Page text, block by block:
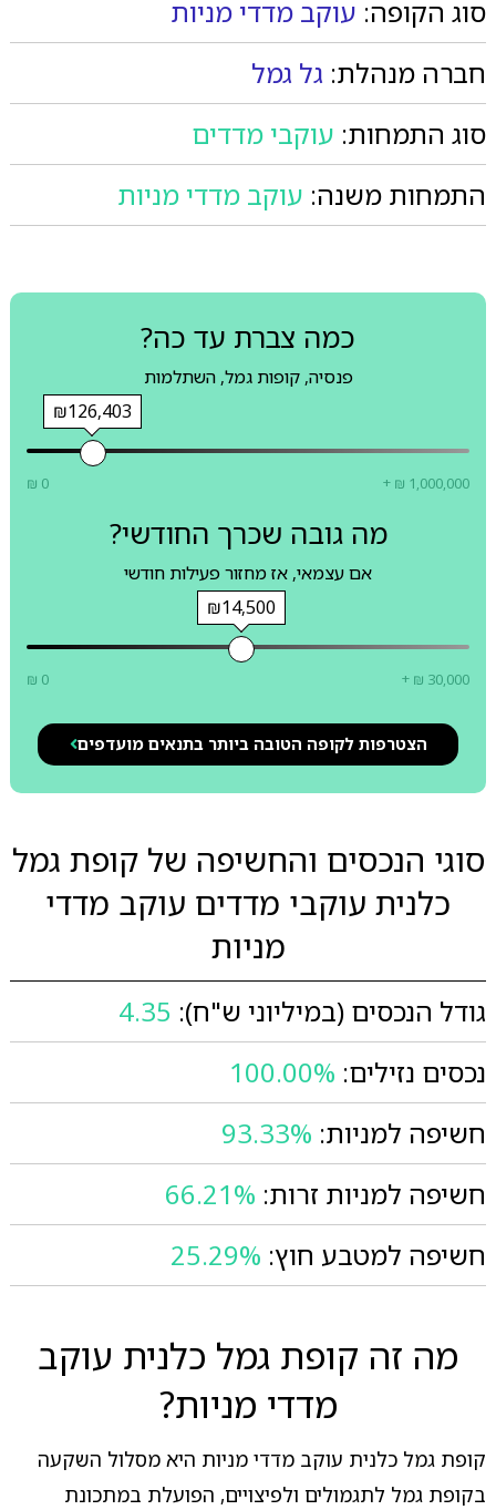
סוג הקופה: עוקב מדדי מניות
חברה מנהלת: גל גמל
סוג התמחות: עוקבי מדדים
התמחות משנה: עוקב מדדי מניות
כמה צברת עד כה?
פנסיה, קופות גמל, השתלמות
₪126,403
₪ 0 + ₪ 1,000,000
מה גובה שכרך החודשי?
אם עצמאי, אז מחזור פעילות חודשי
₪14,500
₪ 0 + ₪ 30,000
הצטרפות לקופה הטובה ביותר בתנאים מועדפים
סוגי הנכסים והחשיפה של קופת גמל
כלנית עוקבי מדדים עוקב מדדי
מניות
גודל הנכסים (במיליוני ש"ח): 4.35
נכסים נזילים: 100.00%
חשיפה למניות: 93.33%
חשיפה למניות זרות: 66.21%
חשיפה למטבע חוץ: 25.29%
מה זה קופת גמל כלנית עוקב
מדדי מניות?
קופת גמל כלנית עוקב מדדי מניות היא מסלול השקעה
בקופת גמל לתגמולים ולפיצויים, הפועלת במתכונת